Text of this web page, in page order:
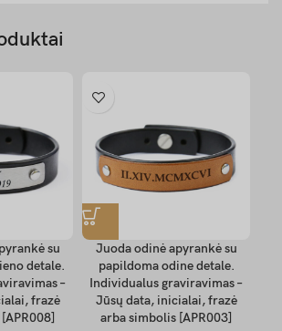
su
detale.
–
frazė
Juoda odinė apyrankė su
papildoma odine detale.
Individualus graviravimas –
Jūsų data, inicialai, frazė
arba simbolis [APR003]